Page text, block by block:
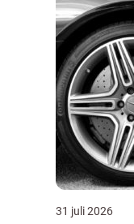
31 juli 2026